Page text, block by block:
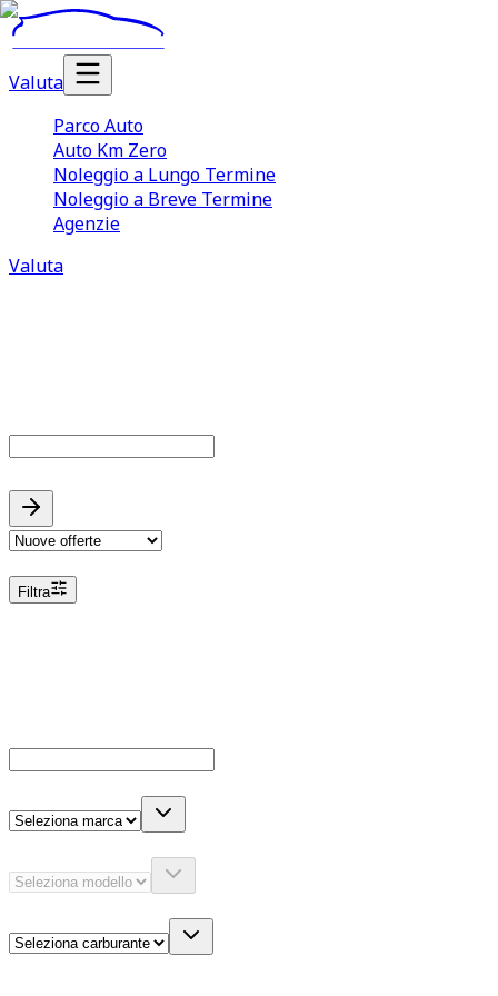
Valuta
Parco Auto
Auto Km Zero
Noleggio a Lungo Termine
Noleggio a Breve Termine
Agenzie
Valuta
Filtra